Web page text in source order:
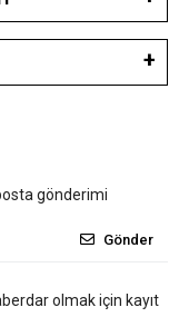
gönderimi
Gönder
olmak için kayıt